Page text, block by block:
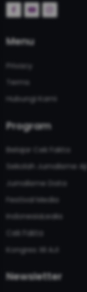
Menu
Privacy
Terms
Hubungi Kami
Program
Belajar Cek Fakta
Sekolah Jurnalisme Aji
Jurnalisme Data
Festival Media
IndonesiaLeaks
Cek Fakta
Kongres XII AJI
Newsletter